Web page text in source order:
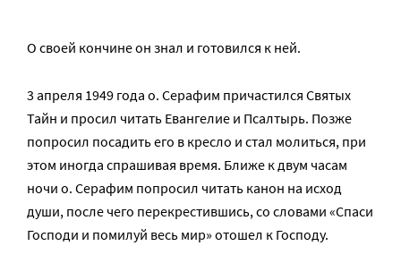
О своей кончине он знал и готовился к ней.
3 апреля 1949 года о. Серафим причастился Святых
Тайн и просил читать Евангелие и Псалтырь. Позже
попросил посадить его в кресло и стал молиться, при
этом иногда спрашивая время. Ближе к двум часам
ночи о. Серафим попросил читать канон на исход
души, после чего перекрестившись, со словами «Спаси
Господи и помилуй весь мир» отошел к Господу.